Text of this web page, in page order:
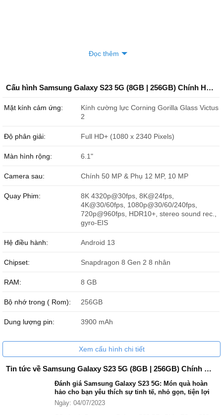
Đọc thêm
Cấu hình Samsung Galaxy S23 5G (8GB | 256GB) Chính Hãng Like New
Mặt kính cảm ứng:
Kính cường lực Corning Gorilla Glass Victus
2
Độ phân giải: Full HD+ (1080 x 2340 Pixels)
Màn hình rộng: 6.1"
Camera sau: Chính 50 MP & Phụ 12 MP, 10 MP
Quay Phim:
8K 4320p@30fps, 8K@24fps,
4K@30/60fps, 1080p@30/60/240fps,
720p@960fps, HDR10+, stereo sound rec.,
gyro-EIS
Hệ điều hành: Android 13
Chipset: Snapdragon 8 Gen 2 8 nhân
RAM: 8 GB
Bộ nhớ trong ( Rom): 256GB
Dung lượng pin: 3900 mAh
Xem cấu hình chi tiết
Tin tức về Samsung Galaxy S23 5G (8GB | 256GB) Chính Hãng Like New
Đánh giá Samsung Galaxy S23 5G: Món quà hoàn
hảo cho bạn yêu thích sự tinh tế, nhỏ gọn, tiện lợi
Ngày: 04/07/2023